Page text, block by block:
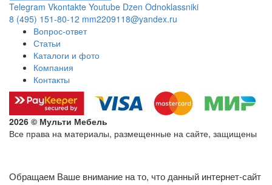
Telegram Vkontakte Youtube Dzen Odnoklassniki
8 (495) 151-80-12 mm2209118@yandex.ru
Вопрос-ответ
Статьи
Каталоги и фото
Компания
Контакты
2026 © Мульти Мебель
Все права на материалы, размещенные на сайте, защищены
Обращаем Ваше внимание на то, что данный интернет-сайт